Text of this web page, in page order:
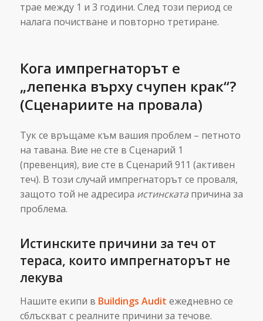
трае между 1 и 3 години. След този период се
налага почистване и повторно третиране.
Кога импрегнаторът е
„лепенка върху счупен крак“?
(Сценариите на провала)
Тук се връщаме към вашия проблем – петното
на тавана. Вие не сте в Сценарий 1
(превенция), вие сте в Сценарий 911 (активен
теч). В този случай импрегнаторът се проваля,
защото той не адресира истинскатапричина за
проблема.
Истинските причини за теч от
тераса, които импрегнаторът не
лекува
Нашите екипи в Buildings Audit ежедневно се
сблъскват с реалните причини за течове.